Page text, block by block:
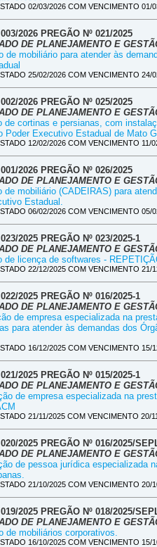
02/03/2026 COM VENCIMENTO 01/
2026 PREGÃO Nº 021/2025
DE PLANEJAMENTO E
de mobiliário para atender às
25/02/2026 COM VENCIMENTO 24/
2026 PREGÃO Nº 025/2025
DE PLANEJAMENTO E
de cortinas e persianas, com
Poder Executivo Estadual de Mato
12/02/2026 COM VENCIMENTO 11/
2026 PREGÃO Nº 026/2025
DE PLANEJAMENTO E
de mobiliário (CADEIRAS) para
Estadual.
06/02/2026 COM VENCIMENTO 05/
2025 PREGÃO Nº 023/2025-1
DE PLANEJAMENTO E
de licença de softwares -
22/12/2025 COM VENCIMENTO 21/
2025 PREGÃO Nº 016/2025-1
DE PLANEJAMENTO E
de empresa especializada na
para atender às demandas dos
16/12/2025 COM VENCIMENTO 15/
2025 PREGÃO Nº 015/2025-1
DE PLANEJAMENTO E
de empresa especializada na
21/11/2025 COM VENCIMENTO 20/
2025 PREGÃO Nº 016/2025/
DE PLANEJAMENTO E
de pessoa jurídica especializada
21/10/2025 COM VENCIMENTO 20/
2025 PREGÃO Nº 018/2025/
DE PLANEJAMENTO E
de mobiliários corporativos.
16/10/2025 COM VENCIMENTO 15/